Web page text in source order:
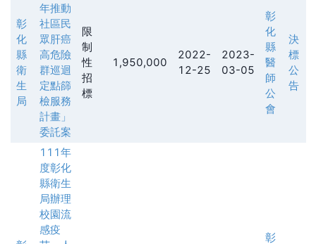
彰
化
縣
衛
生
局
年推動
社區民
眾肝癌
高危險
群巡迴
定點篩
檢服務
計畫」
委託案
限
制
性
招
標
1,950,000
2022-
12-25
2023-
03-05
彰
化
縣
醫
師
公
會
決
標
公
告
111年
度彰化
縣衛生
局辦理
校園流
感疫
彰